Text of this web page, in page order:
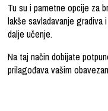
Tu su i pametne opcije za
lakše savladavanje gradiva
dalje učenje.
Na taj način dobijate
prilagođava vašim